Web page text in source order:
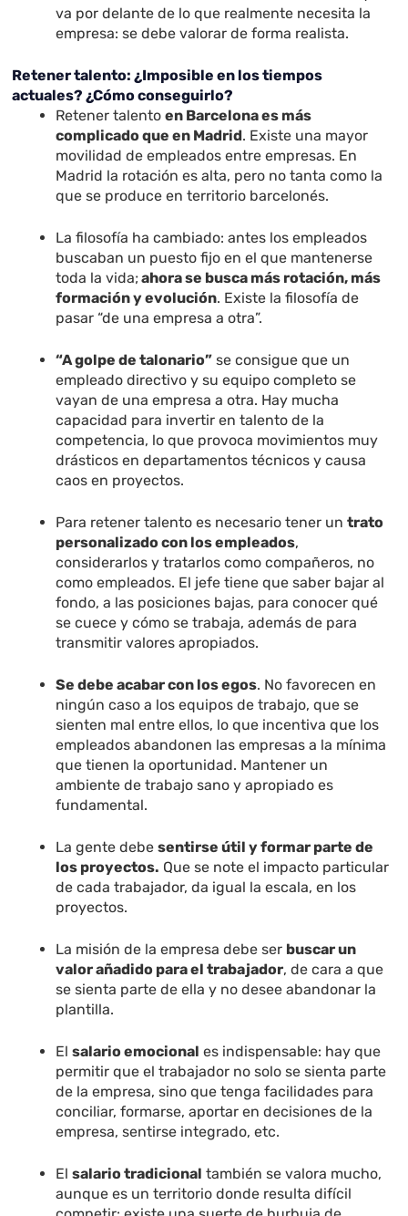
va por delante de lo que realmente necesita la
empresa: se debe valorar de forma realista.
Retener talento: ¿Imposible en los tiempos
actuales? ¿Cómo conseguirlo?
Retener talentoen Barcelona es más
complicado que en Madrid. Existe una mayor
movilidad de empleados entre empresas. En
Madrid la rotación es alta, pero no tanta como la
que se produce en territorio barcelonés.
La filosofía ha cambiado: antes los empleados
buscaban un puesto fijo en el que mantenerse
toda la vida;ahora se busca más rotación, más
formación y evolución. Existe la filosofía de
pasar “de una empresa a otra”.
“A golpe de talonario” se consigue que un
empleado directivo y su equipo completo se
vayan de una empresa a otra. Hay mucha
capacidad para invertir en talento de la
competencia, lo que provoca movimientos muy
drásticos en departamentos técnicos y causa
caos en proyectos.
Para retener talento es necesario tener untrato
personalizado con los empleados,
considerarlos y tratarlos como compañeros, no
como empleados. El jefe tiene que saber bajar al
fondo, a las posiciones bajas, para conocer qué
se cuece y cómo se trabaja, además de para
transmitir valores apropiados.
Se debe acabar con los egos. No favorecen en
ningún caso a los equipos de trabajo, que se
sienten mal entre ellos, lo que incentiva que los
empleados abandonen las empresas a la mínima
que tienen la oportunidad. Mantener un
ambiente de trabajo sano y apropiado es
fundamental.
La gente debesentirse útil y formar parte de
los proyectos. Que se note el impacto particular
de cada trabajador, da igual la escala, en los
proyectos.
La misión de la empresa debe ser buscar un
valor añadido para el trabajador, de cara a que
se sienta parte de ella y no desee abandonar la
plantilla.
Elsalario emocional es indispensable: hay que
permitir que el trabajador no solo se sienta parte
de la empresa, sino que tenga facilidades para
conciliar, formarse, aportar en decisiones de la
empresa, sentirse integrado, etc.
Elsalario tradicional también se valora mucho,
aunque es un territorio donde resulta difícil